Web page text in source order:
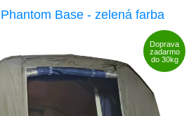
Base - zelená farba
Doprava
zadarmo
do 30kg